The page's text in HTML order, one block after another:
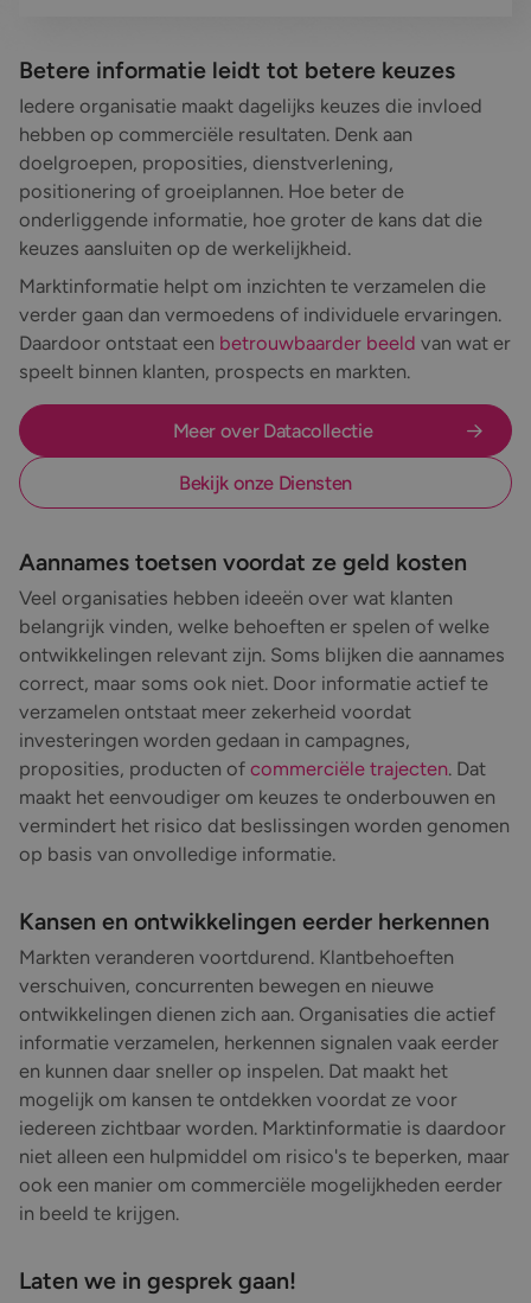
Betere informatie leidt tot betere keuzes
Iedere organisatie maakt dagelijks keuzes die invloed
hebben op commerciële resultaten. Denk aan
doelgroepen, proposities, dienstverlening,
positionering of groeiplannen. Hoe beter de
onderliggende informatie, hoe groter de kans dat die
keuzes aansluiten op de werkelijkheid.
Marktinformatie helpt om inzichten te verzamelen die
verder gaan dan vermoedens of individuele ervaringen.
Daardoor ontstaat een betrouwbaarder beeld van wat er
speelt binnen klanten, prospects en markten.
Meer over Datacollectie
Bekijk onze Diensten
Aannames toetsen voordat ze geld kosten
Veel organisaties hebben ideeën over wat klanten
belangrijk vinden, welke behoeften er spelen of welke
ontwikkelingen relevant zijn. Soms blijken die aannames
correct, maar soms ook niet. Door informatie actief te
verzamelen ontstaat meer zekerheid voordat
investeringen worden gedaan in campagnes,
proposities, producten of commerciële trajecten. Dat
maakt het eenvoudiger om keuzes te onderbouwen en
vermindert het risico dat beslissingen worden genomen
op basis van onvolledige informatie.
Kansen en ontwikkelingen eerder herkennen
Markten veranderen voortdurend. Klantbehoeften
verschuiven, concurrenten bewegen en nieuwe
ontwikkelingen dienen zich aan. Organisaties die actief
informatie verzamelen, herkennen signalen vaak eerder
en kunnen daar sneller op inspelen. Dat maakt het
mogelijk om kansen te ontdekken voordat ze voor
iedereen zichtbaar worden. Marktinformatie is daardoor
niet alleen een hulpmiddel om risico's te beperken, maar
ook een manier om commerciële mogelijkheden eerder
in beeld te krijgen.
Laten we in gesprek gaan!